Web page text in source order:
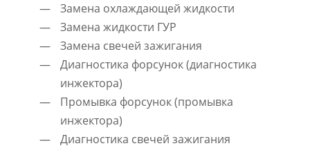
Замена охлаждающей жидкости
Замена жидкости ГУР
Замена свечей зажигания
Диагностика форсунок (диагностика
инжектора)
Промывка форсунок (промывка
инжектора)
Диагностика свечей зажигания